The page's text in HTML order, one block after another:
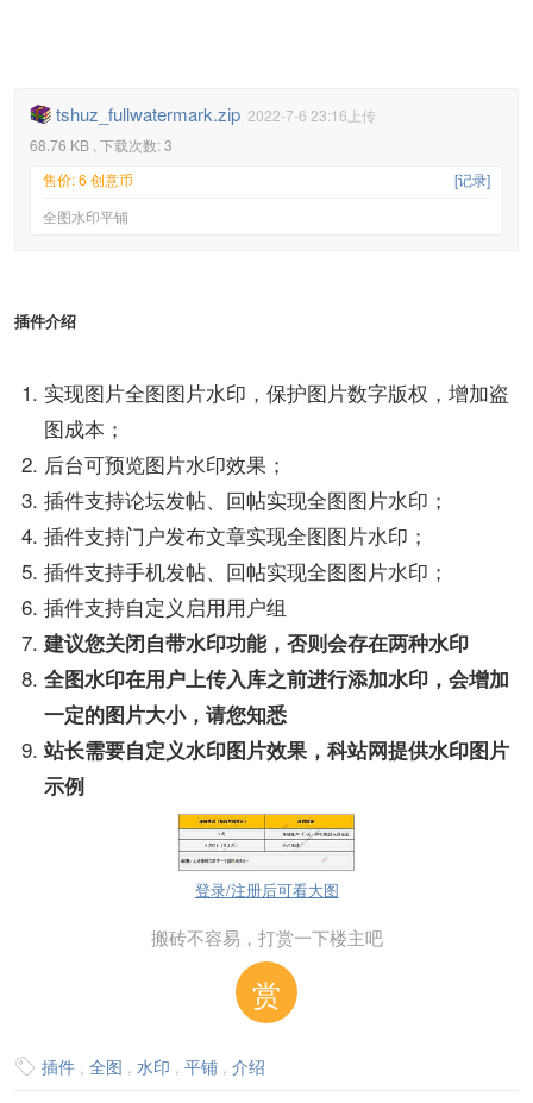
tshuz_fullwatermark.zip 2022-7-6 23:16上传
68.76 KB , 下载次数: 3
[记录]
售价: 6 创意币
全图水印平铺
插件介绍
实现图片全图图片水印，保护图片数字版权，增加盗
图成本；
后台可预览图片水印效果；
插件支持论坛发帖、回帖实现全图图片水印；
插件支持门户发布文章实现全图图片水印；
插件支持手机发帖、回帖实现全图图片水印；
插件支持自定义启用用户组
建议您关闭自带水印功能，否则会存在两种水印
全图水印在用户上传入库之前进行添加水印，会增加
一定的图片大小，请您知悉
站长需要自定义水印图片效果，科站网提供水印图片
示例
登录/注册后可看大图
搬砖不容易，打赏一下楼主吧
赏
 插件 , 全图 , 水印 , 平铺 , 介绍